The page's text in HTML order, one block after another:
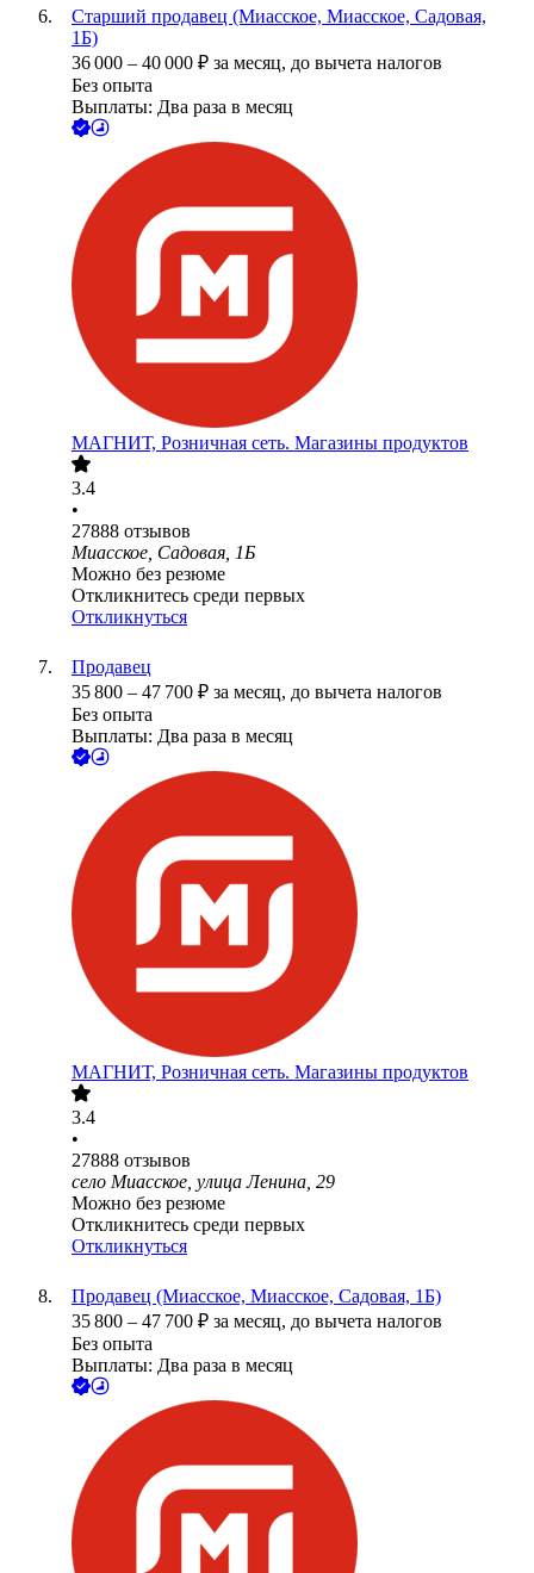
Старший продавец (Миасское, Миасское, Садовая,
1Б)
36 000 – 40 000 ₽ за месяц, до вычета налогов
Без опыта
Выплаты: Два раза в месяц
МАГНИТ, Розничная сеть. Магазины продуктов
3.4
•
27888 отзывов
Миасское, Садовая, 1Б
Можно без резюме
Откликнитесь среди первых
Откликнуться
Продавец
35 800 – 47 700 ₽ за месяц, до вычета налогов
Без опыта
Выплаты: Два раза в месяц
МАГНИТ, Розничная сеть. Магазины продуктов
3.4
•
27888 отзывов
село Миасское, улица Ленина, 29
Можно без резюме
Откликнитесь среди первых
Откликнуться
Продавец (Миасское, Миасское, Садовая, 1Б)
35 800 – 47 700 ₽ за месяц, до вычета налогов
Без опыта
Выплаты: Два раза в месяц